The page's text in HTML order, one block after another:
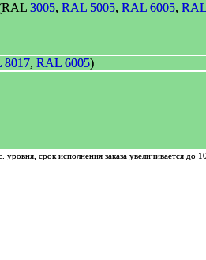
3005, RAL 5005, RAL 6005,
8017, RAL 6005)
срок исполнения заказа увеличивается до